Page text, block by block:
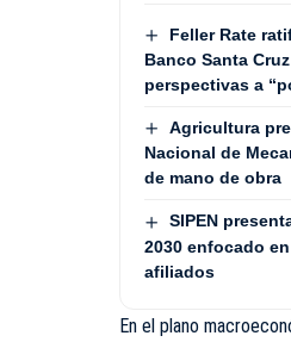
Feller Rate
Banco Santa
perspectivas a
Agricultura
Nacional de
de mano de obra
SIPEN
2030 enfocado
afiliados
En el plano